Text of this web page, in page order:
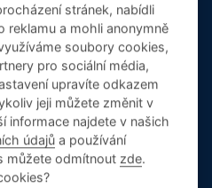
- Jiří
víc než
na informační schůzku, kde
i budoucími spolužáky.
stránek, nabídli
reklamu a mohli anonymně
soubory cookies,
pro sociální média,
upravíte odkazem
jeji můžete změnit v
informace najdete v našich
údajů a používání
můžete odmítnout zde.